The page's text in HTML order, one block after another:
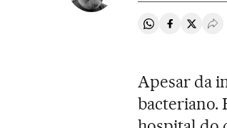
Compartir en
Compartir
Apesar da
bacteriano.